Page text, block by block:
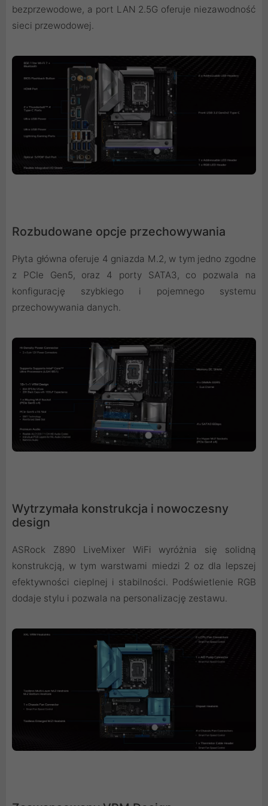
bezprzewodowe, a port LAN 2.5G oferuje niezawodność
sieci przewodowej.
Rozbudowane opcje przechowywania
Płyta główna oferuje 4 gniazda M.2, w tym jedno zgodne
z PCIe Gen5, oraz 4 porty SATA3, co pozwala na
konfigurację szybkiego i pojemnego systemu
przechowywania danych.
Wytrzymała konstrukcja i nowoczesny
design
ASRock Z890 LiveMixer WiFi wyróżnia się solidną
konstrukcją, w tym warstwami miedzi 2 oz dla lepszej
efektywności cieplnej i stabilności. Podświetlenie RGB
dodaje stylu i pozwala na personalizację zestawu.